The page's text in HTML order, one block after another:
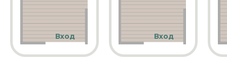
Вход Вход